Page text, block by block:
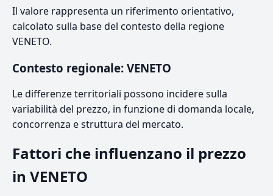
Il valore rappresenta un riferimento orientativo,
calcolato sulla base del contesto della regione
VENETO.
Contesto regionale: VENETO
Le differenze territoriali possono incidere sulla
variabilità del prezzo, in funzione di domanda locale,
concorrenza e struttura del mercato.
Fattori che influenzano il prezzo
in VENETO